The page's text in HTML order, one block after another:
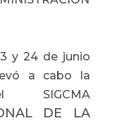
y 24 de junio
a cabo la
SIGCMA
DE LA